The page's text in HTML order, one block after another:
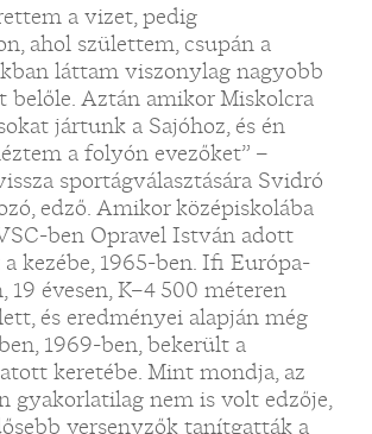
a vizet, pedig
ahol születtem, csupán a
láttam viszonylag nagyobb
belőle. Aztán amikor Miskolcra
jártunk a Sajóhoz, és én
a folyón evezőket” –
sportágválasztására Svidró
edző. Amikor középiskolába
ben Opravel István adott
kezébe, 1965-ben. Ifi Európa-
19 évesen, K–4 500 méteren
és eredményei alapján még
1969-ben, bekerült a
keretébe. Mint mondja, az
gyakorlatilag nem is volt edzője,
versenyzők tanítgatták a